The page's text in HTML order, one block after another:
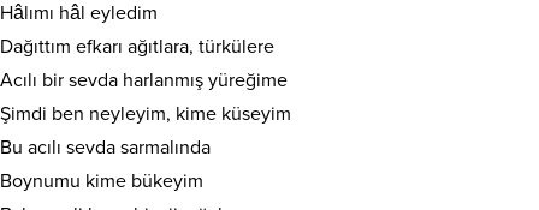
Hâlımı hâl eyledim
Dağıttım efkarı ağıtlara, türkülere
Acılı bir sevda harlanmış yüreğime
Şimdi ben neyleyim, kime küseyim
Bu acılı sevda sarmalında
Boynumu kime bükeyim